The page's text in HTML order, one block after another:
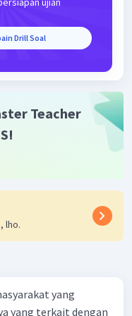
ini:
tidak berubah
laju 𝑣 relatif
= 𝑣𝑜𝑡′ +
Drill Soal
Teacher
lho.
yang
yang terkait dengan